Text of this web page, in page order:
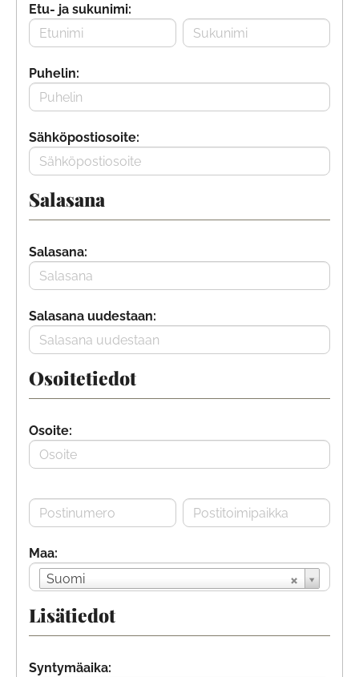
Etu- ja sukunimi:
Puhelin:
Sähköpostiosoite:
Salasana
Salasana:
Salasana uudestaan:
Osoitetiedot
Osoite:
Maa:
Suomi
Lisätiedot
Syntymäaika: